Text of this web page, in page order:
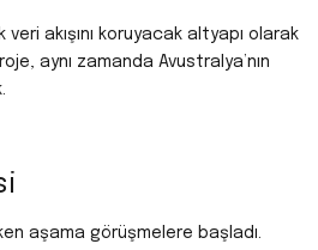
akışını koruyacak altyapı olarak
aynı zamanda Avustralya’nın
aşama görüşmelere başladı.